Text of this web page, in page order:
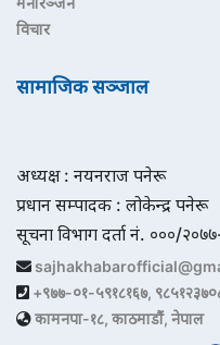
विचार
सामाजिक सञ्जाल
अध्यक्ष : नयनराज पनेरू
प्रधान सम्पादक : लोकेन्द्र पनेरू
सूचना विभाग दर्ता नं. ०००/
+९७७-०१-५९१८१६७,
कामनपा-१८, काठमाडौं, नेपाल